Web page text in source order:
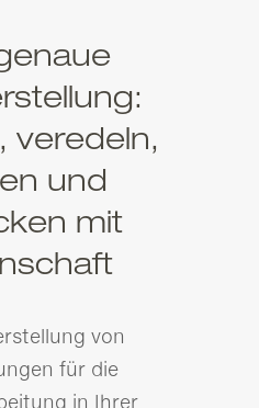
veredeln,
und
mit
von
für die
in Ihrer